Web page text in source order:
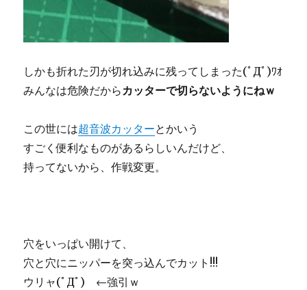
しかも折れた刃が切れ込みに残ってしまった(ﾟДﾟ)ﾜｵ
みんなは危険だからカッターで切らないようにねｗ
この世には超音波カッターとかいう
すごく便利なものがあるらしいんだけど、
持ってないから、作戦変更。
穴をいっぱい開けて、
穴と穴にニッパーを突っ込んでカット!!!
ウリャ(ﾟДﾟ) ←強引ｗ